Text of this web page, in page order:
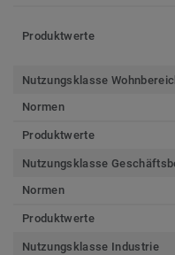
Produktwerte
Nutzungsklasse
Normen
Produktwerte
Nutzungsklasse
Normen
Produktwerte
Nutzungsklasse Industrie